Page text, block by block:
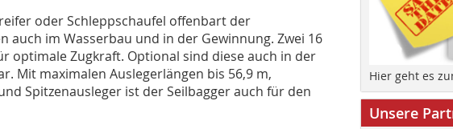
oder Schleppschaufel offenbart der
auch im Wasserbau und in der Gewinnung. Zwei 16
optimale Zugkraft. Optional sind diese auch in der
Mit maximalen Auslegerlängen bis 56,9 m,
Spitzenausleger ist der Seilbagger auch für den
Hier geht es
Unsere